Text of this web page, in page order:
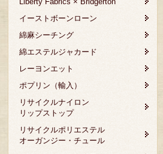
イーストボーンローン
綿麻シーチング
綿エステルジャカード
レーヨンエット
ポプリン（輸入）
リサイクルナイロン
リップストップ
リサイクルポリエステル
オーガンジー・チュール